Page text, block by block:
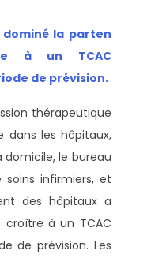
la parten
à un TCAC
de prévision.
thérapeutique
dans les hôpitaux,
domicile, le bureau
infirmiers, et
des hôpitaux a
à un TCAC
de prévision. Les